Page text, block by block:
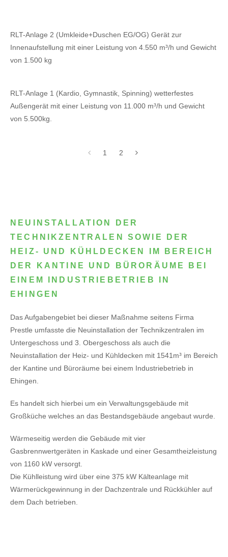
RLT-Anlage 2 (Umkleide+Duschen EG/OG) Gerät zur
Innenaufstellung mit einer Leistung von 4.550 m³/h und Gewicht
von 1.500 kg
RLT-Anlage 1 (Kardio, Gymnastik, Spinning) wetterfestes
Außengerät mit einer Leistung von 11.000 m³/h und Gewicht
von 5.500kg.
1 2
NEUINSTALLATION DER
TECHNIKZENTRALEN SOWIE DER
HEIZ- UND KÜHLDECKEN IM BEREICH
DER KANTINE UND BÜRORÄUME BEI
EINEM INDUSTRIEBETRIEB IN
EHINGEN
Das Aufgabengebiet bei dieser Maßnahme seitens Firma
Prestle umfasste die Neuinstallation der Technikzentralen im
Untergeschoss und 3. Obergeschoss als auch die
Neuinstallation der Heiz- und Kühldecken mit 1541m³ im Bereich
der Kantine und Büroräume bei einem Industriebetrieb in
Ehingen.
Es handelt sich hierbei um ein Verwaltungsgebäude mit
Großküche welches an das Bestandsgebäude angebaut wurde.
Wärmeseitig werden die Gebäude mit vier
Gasbrennwertgeräten in Kaskade und einer Gesamtheizleistung
von 1160 kW versorgt.
Die Kühlleistung wird über eine 375 kW Kälteanlage mit
Wärmerückgewinnung in der Dachzentrale und Rückkühler auf
dem Dach betrieben.